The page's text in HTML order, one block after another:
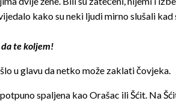
kako su neki ljudi mirno slušali
da te koljem!
u glavu da netko može zaklati čovjeka.
spaljena kao Orašac ili Šćit. Na